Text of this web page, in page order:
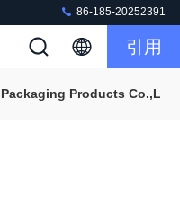
86-185-20252391
引用
Products Co.,Ltd